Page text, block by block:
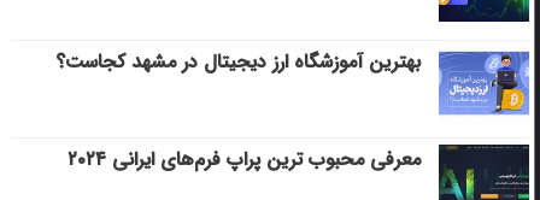
بهترین آموزشگاه ارز دیجیتال در مشهد کجاست؟
معرفی محبوب ترین پراپ فرم‌های ایرانی ۲۰۲۴